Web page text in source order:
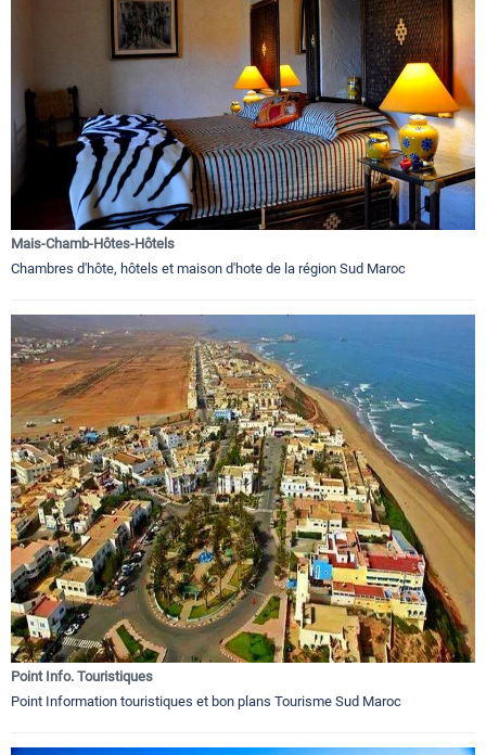
Mais-Chamb-Hôtes-Hôtels
Chambres d'hôte, hôtels et maison d'hote de la région Sud Maroc
Point Info. Touristiques
Point Information touristiques et bon plans Tourisme Sud Maroc